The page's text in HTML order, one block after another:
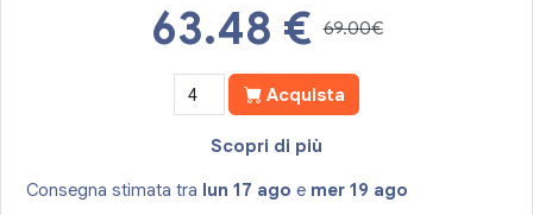
63.48 € 69.00€
Acquista
Scopri di più
Consegna stimata tra lun 17 ago e mer 19 ago